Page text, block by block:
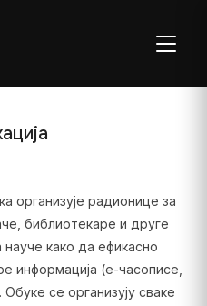
организује радионице за
библиотекаре и друге
како да ефикасно
информација (е-часописe,
се организују сваке
до 29. августа